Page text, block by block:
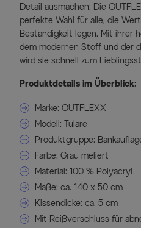
Detail ausmachen: Die
perfekte Wahl für alle, die
Beständigkeit legen. Mit ihrer
dem modernen Stoff und der
wird sie schnell zum
Produktdetails im Überblick:
Marke: OUTFLEXX
Modell: Tulare
Produktgruppe:
Farbe: Grau meliert
Material: 100 % Polyacryl
Maße: ca. 140 x 50 cm
Kissendicke: ca. 5 cm
Mit Reißverschluss für